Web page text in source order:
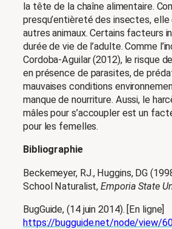
la tête de la chaîne alimentaire.
presqu’entièreté des insectes,
autres animaux. Certains facteurs
durée de vie de l’adulte. Comme
Cordoba-Aguilar (2012), le risque
en présence de parasites, de
mauvaises conditions
manque de nourriture. Aussi, le
mâles pour s’accoupler est un
pour les femelles.
Bibliographie
Beckemeyer, RJ., Huggins, DG
School Naturalist,Emporia State
BugGuide, (14 juin 2014). [En ligne]
https://bugguide.net/node/view/